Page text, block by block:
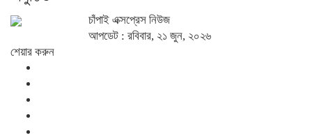
চাঁপাই এক্সপ্রেস নিউজ
আপডেট : রবিবার, ২১ জুন, ২০২৬
শেয়ার করুন